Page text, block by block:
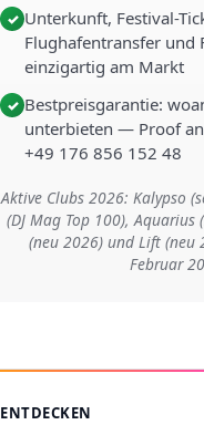
✓ Unterkunft, Festival-
Flughafentransfer
einzigartig am Markt
✓ Bestpreisgarantie:
unterbieten — Proof
+49 176 856 152 48
Aktive Clubs 2026: Kalypso
(DJ Mag Top 100), Aquarius
(neu 2026) und Lift (neu
Februar
ENTDECKEN